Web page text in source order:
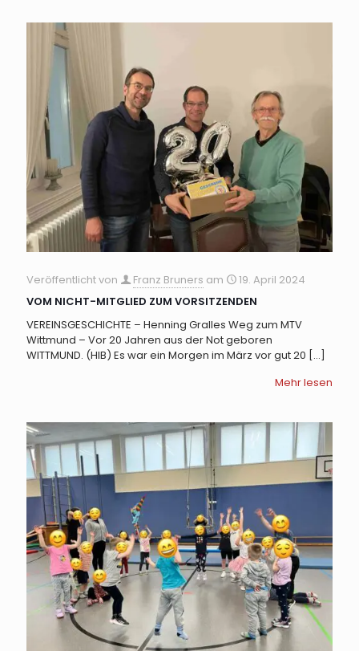
Veröffentlicht von Franz Bruners am
19. April 2024
VOM NICHT-MITGLIED ZUM VORSITZENDEN
VEREINSGESCHICHTE – Henning Gralles Weg zum MTV
Wittmund – Vor 20 Jahren aus der Not geboren
WITTMUND. (HIB) Es war ein Morgen im März vor gut 20 […]
Mehr lesen